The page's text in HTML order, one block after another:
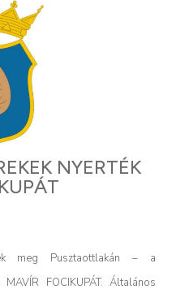
NYERTÉK
meg Pusztaottlakán – a
FOCIKUPÁT. Általános